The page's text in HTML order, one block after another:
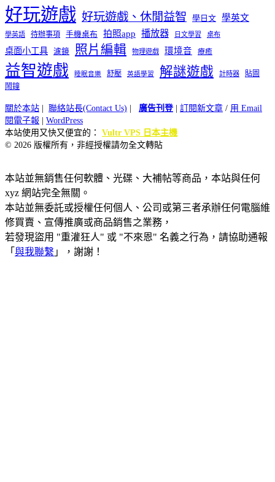
好玩遊戲 好玩遊戲、休閒益智 學日文 學英文
學英語 待辦事項 手機桌布 拍照app 播放器 日文學習 桌布
桌面小工具 濾鏡 照片編輯 物理遊戲 環境音 療癒
益智遊戲 睡眠音樂 舒壓 英語學習 解謎遊戲 計時器
貼圖
鬧鐘
關於本站 聯絡站長(Contact Us) 廣告刊登| 訂閱新文章 / 用 Email
閱電子報
WordPress
本站使用又快又便宜的： Vultr VPS 日本主機
© 2026 版權所有，非經授權請勿全文轉貼
本站並無銷售任何軟體、光碟、大補帖等商品，本站與任何
xyz 網站完全無關。
本站並無委託或授權任何個人、公司或第三者承辦任何電腦維
修買賣、宣傳推廣或商品銷售之業務，
若發現盜用 "重灌狂人" 或 "不來恩" 名義之行為，請協助通報
「 與我聯繫 」，謝謝！